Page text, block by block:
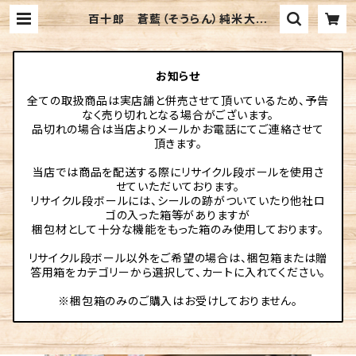
百十郎 蒼藍（そうらん）純米大吟
醸 720ml | 伊勢元酒店online
お知らせ
全ての取扱商品は実店舗と併売させて頂いているため、予告
なく売り切れとなる場合がございます。
品切れの場合は当店よりメールかお電話にてご連絡させて
頂きます。
当店では商品を配送する際にリサイクル段ボールを使用さ
せていただいております。
リサイクル段ボールには、シールの跡がついていたり他社ロ
ゴの入った箱等がありますが
梱包材として十分な機能をもった箱のみ使用しております。
リサイクル段ボール以外をご希望の場合は、梱包箱または贈
答用箱をカテゴリーから選択して、カートに入れてください。
※梱包箱のみのご購入はお受けしておりません。